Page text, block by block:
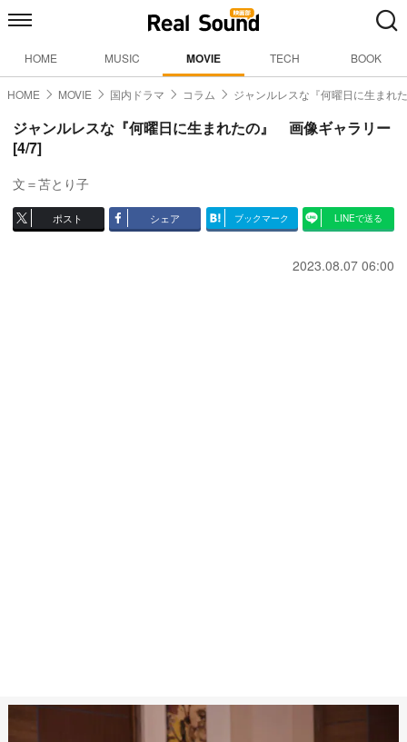
HOME MUSIC MOVIE TECH BOOK
HOME MOVIE 国内ドラマ コラム ジャンルレスな『何曜日に生まれ
ジャンルレスな『何曜日に生まれたの』 画像ギャラリー
[4/7]
文＝苫とり子
ポスト シェア ブックマーク LINEで送る
2023.08.07 06:00